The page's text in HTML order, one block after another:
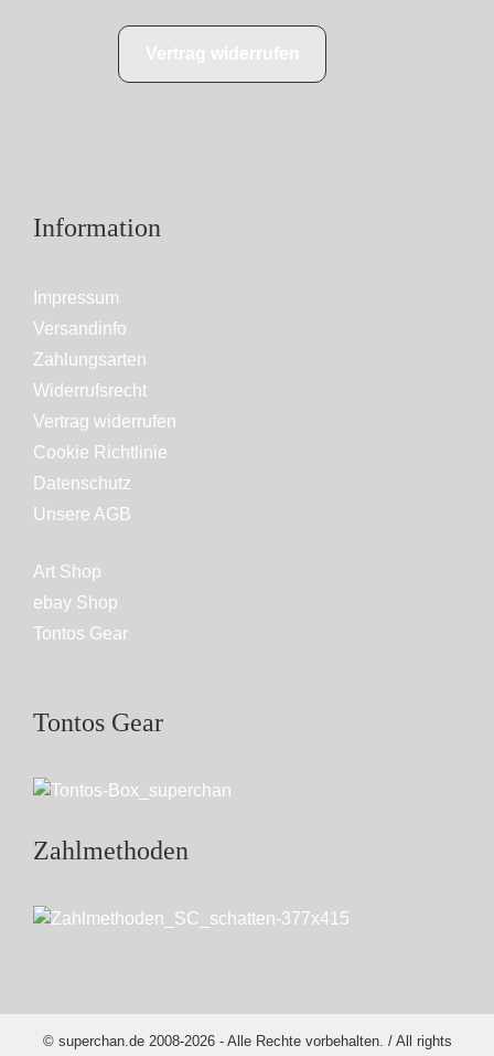
Information
Impressum
Versandinfo
Zahlungsarten
Widerrufsrecht
Vertrag widerrufen
Cookie Richtlinie
Datenschutz
Unsere AGB
Art Shop
ebay Shop
Tontos Gear
Tontos Gear
Zahlmethoden
© superchan.de 2008-2026 - Alle Rechte vorbehalten. / All rights